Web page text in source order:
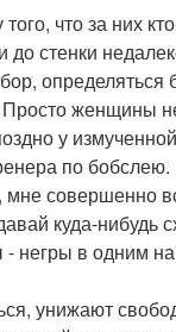
что за них
стенки
Просто женщины
у
по
совершенно
куда-нибудь
в одним
унижают